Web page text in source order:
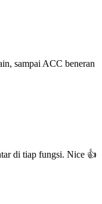
sampai ACC beneran
di tiap fungsi. Nice 👍